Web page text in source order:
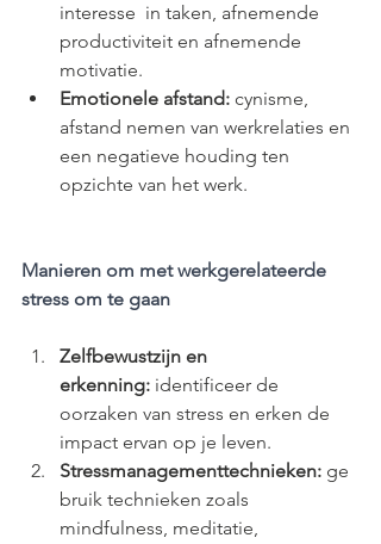
interesse  in taken, afnemende
productiviteit en afnemende
motivatie.
Emotionele afstand: cynisme,
afstand nemen van werkrelaties en
een negatieve houding ten
opzichte van het werk.
Manieren om met werkgerelateerde
stress om te gaan
Zelfbewustzijn en
erkenning: identificeer de
oorzaken van stress en erken de
impact ervan op je leven.
Stressmanagementtechnieken: ge
bruik technieken zoals
mindfulness, meditatie,